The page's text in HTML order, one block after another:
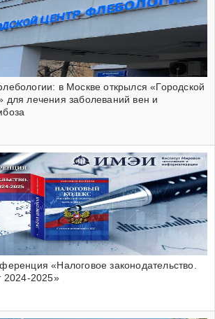
в Москве открылся «Городской
для лечения заболеваний вен и
«Налоговое законодательство.
2024-2025»